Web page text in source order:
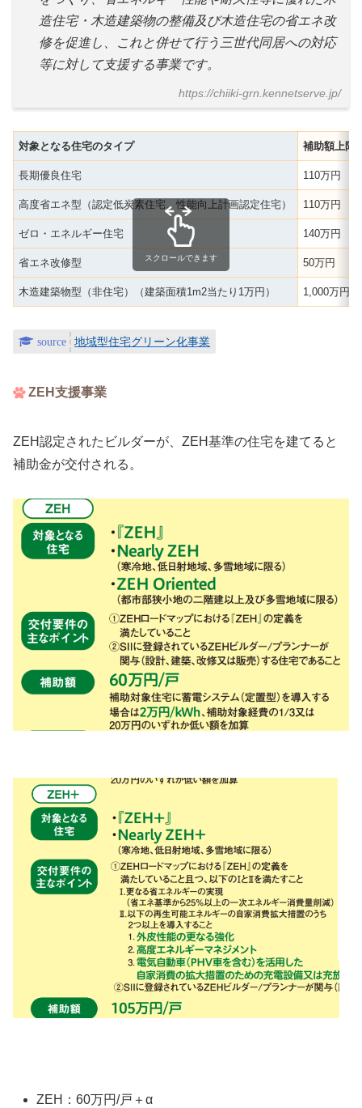
造住宅・木造建築物の整備及び木造住宅の省エネ改
修を促進し、これと併せて行う三世代同居への対応
等に対して支援する事業です。
https://chiiki-grn.kennetserve.jp/
対象となる住宅のタイプ 補助額上限
長期優良住宅 110万円
高度省エネ型（認定低炭素住宅、性能向上計画認定住宅） 110万円
ゼロ・エネルギー住宅 140万円
省エネ改修型 50万円
木造建築物型（非住宅）（建築面積1m2当たり1万円） 1,000万円
スクロールできます
地域型住宅グリーン化事業
ZEH支援事業
ZEH認定されたビルダーが、ZEH基準の住宅を建てると
補助金が交付される。
ZEH：60万円/戸＋α